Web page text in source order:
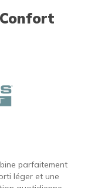
parfaitement
léger et une